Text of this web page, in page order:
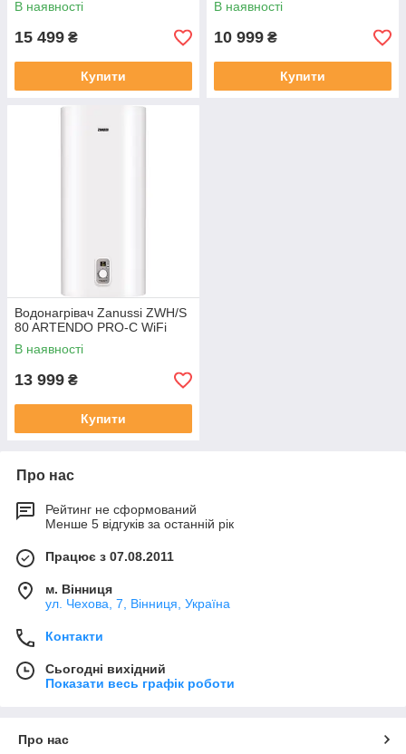
В наявності
15 499 ₴
Купити
В наявності
10 999 ₴
Купити
Водонагрівач Zanussi ZWH/S
80 ARTENDO PRO-C WiFi
В наявності
13 999 ₴
Купити
Про нас
Рейтинг не сформований
Менше 5 відгуків за останній рік
Працює з 07.08.2011
м. Вінниця
ул. Чехова, 7, Вінниця, Україна
Контакти
Сьогодні вихідний
Показати весь графік роботи
Про нас